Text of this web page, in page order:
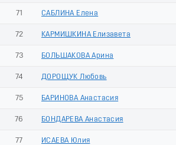
71 САБЛИНА Елена
72 КАРМИШКИНА Елизавета
73 БОЛЬШАКОВА Арина
74 ДОРОЩУК Любовь
75 БАРИНОВА Анастасия
76 БОНДАРЕВА Анастасия
77 ИСАЕВА Юлия